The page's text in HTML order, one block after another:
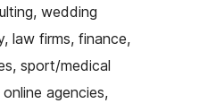
wedding
law firms, finance,
sport/medical
agencies,